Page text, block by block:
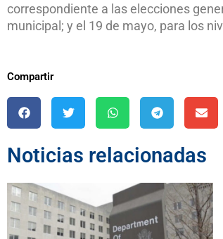
correspondiente a las elecciones
municipal; y el 19 de mayo, para los
Compartir
Noticias relacionadas